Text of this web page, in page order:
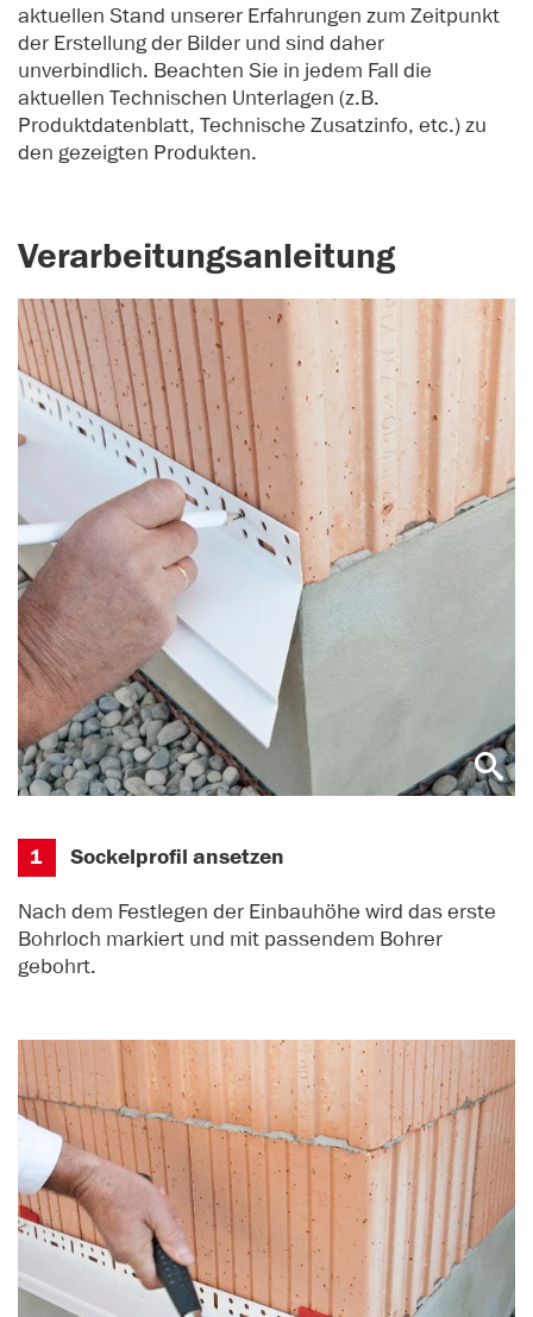
aktuellen Stand unserer Erfahrungen zum Zeitpunkt
der Erstellung der Bilder und sind daher
unverbindlich. Beachten Sie in jedem Fall die
aktuellen Technischen Unterlagen (z.B.
Produktdatenblatt, Technische Zusatzinfo, etc.) zu
den gezeigten Produkten.
Verarbeitungsanleitung
1 Sockelprofil ansetzen
Nach dem Festlegen der Einbauhöhe wird das erste
Bohrloch markiert und mit passendem Bohrer
gebohrt.